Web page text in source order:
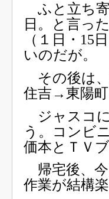
ふと立ち
日。と言っ
（１日・15
いのだが。
その後は
住吉→東陽町
ジャスコ
う。コンビ
価本とＴＶ
帰宅後、
作業が結構楽